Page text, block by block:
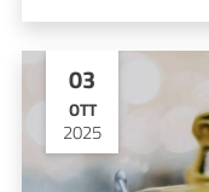
03
OTT
2025